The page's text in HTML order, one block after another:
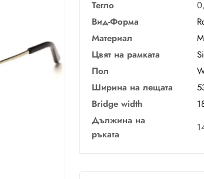
Тегло
Вид-Форма
Материал
Цвят на рамката
Пол
Ширина на лещата
Bridge width
Дължина на
ръката